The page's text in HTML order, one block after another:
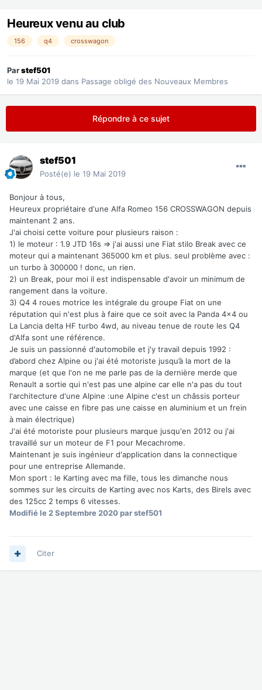
Heureux venu au club
156 q4 crosswagon
Parstef501
le 19 Mai 2019 dans Passage obligé des Nouveaux Membres
Répondre à ce sujet
stef501
Posté(e) le 19 Mai 2019
Bonjour à tous,
Heureux propriétaire d'une Alfa Romeo 156 CROSSWAGON depuis
maintenant 2 ans.
J'ai choisi cette voiture pour plusieurs raison :
1) le moteur : 1.9 JTD 16s => j'ai aussi une Fiat stilo Break avec ce
moteur qui a maintenant 365000 km et plus. seul problème avec :
un turbo à 300000 ! donc, un rien.
2) un Break, pour moi il est indispensable d'avoir un minimum de
rangement dans la voiture.
3) Q4 4 roues motrice les intégrale du groupe Fiat on une
réputation qui n'est plus à faire que ce soit avec la Panda 4x4 ou
La Lancia delta HF turbo 4wd, au niveau tenue de route les Q4
d'Alfa sont une référence.
Je suis un passionné d'automobile et j'y travail depuis 1992 :
d’abord chez Alpine ou j'ai été motoriste jusqu’à la mort de la
marque (et que l'on ne me parle pas de la dernière merde que
Renault a sortie qui n'est pas une alpine car elle n'a pas du tout
l'architecture d'une Alpine :une Alpine c'est un châssis porteur
avec une caisse en fibre pas une caisse en aluminium et un frein
à main électrique)
J'ai été motoriste pour plusieurs marque jusqu'en 2012 ou j'ai
travaillé sur un moteur de F1 pour Mecachrome.
Maintenant je suis ingénieur d'application dans la connectique
pour une entreprise Allemande.
Mon sport : le Karting avec ma fille, tous les dimanche nous
sommes sur les circuits de Karting avec nos Karts, des Birels avec
des 125cc 2 temps 6 vitesses.
Modifiéle 2 Septembre 2020par stef501
Citer